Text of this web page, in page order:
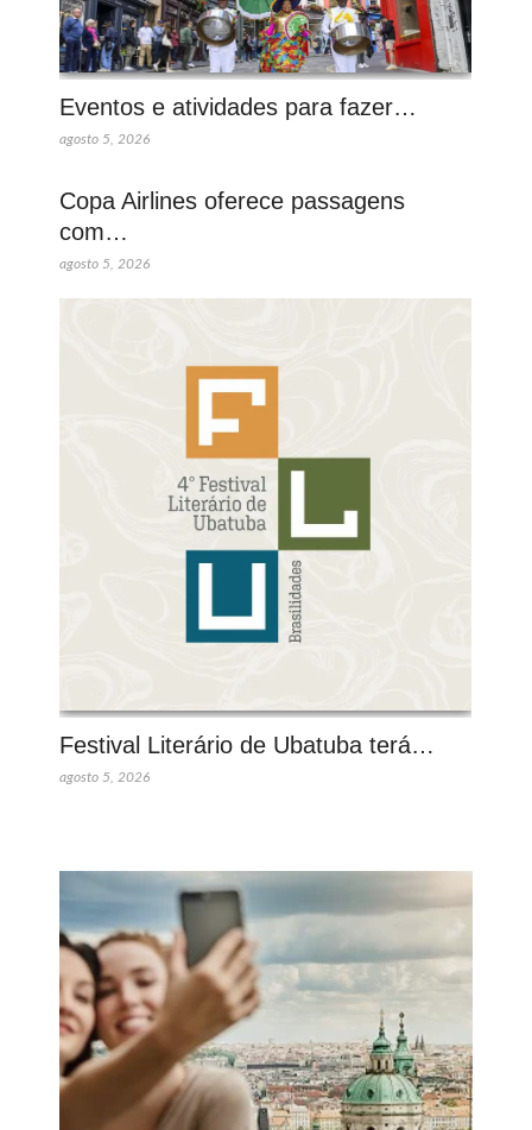
Eventos e atividades para fazer…
agosto 5, 2026
Copa Airlines oferece passagens
com…
agosto 5, 2026
Festival Literário de Ubatuba terá…
agosto 5, 2026